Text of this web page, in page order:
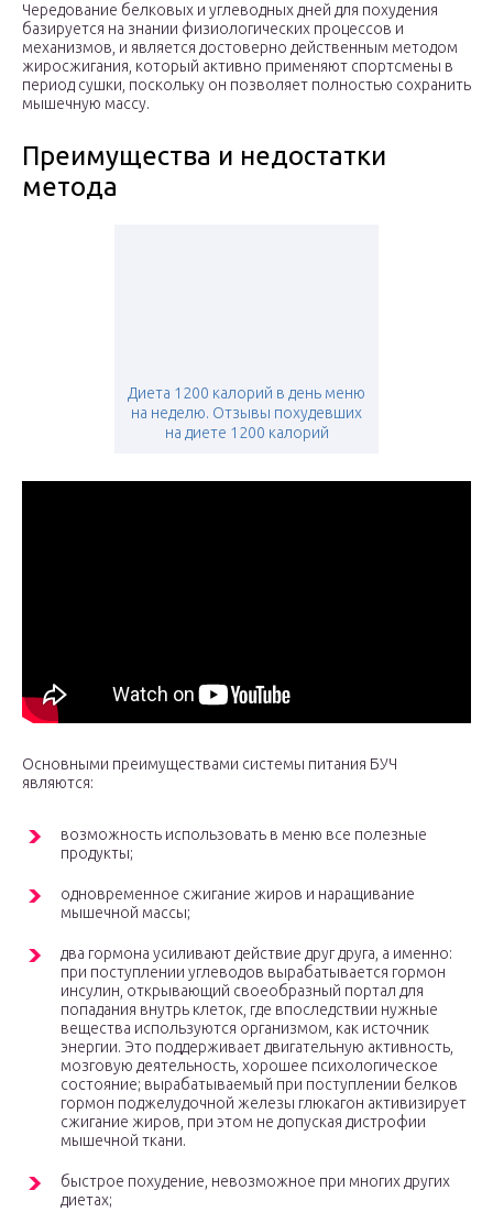
Чередование белковых и углеводных дней для похудения
базируется на знании физиологических процессов и
механизмов, и является достоверно действенным методом
жиросжигания, который активно применяют спортсмены в
период сушки, поскольку он позволяет полностью сохранить
мышечную массу.
Преимущества и недостатки
метода
Диета 1200 калорий в день меню
на неделю. Отзывы похудевших
на диете 1200 калорий
Основными преимуществами системы питания БУЧ
являются:
возможность использовать в меню все полезные
продукты;
одновременное сжигание жиров и наращивание
мышечной массы;
два гормона усиливают действие друг друга, а именно:
при поступлении углеводов вырабатывается гормон
инсулин, открывающий своеобразный портал для
попадания внутрь клеток, где впоследствии нужные
вещества используются организмом, как источник
энергии. Это поддерживает двигательную активность,
мозговую деятельность, хорошее психологическое
состояние; вырабатываемый при поступлении белков
гормон поджелудочной железы глюкагон активизирует
сжигание жиров, при этом не допуская дистрофии
мышечной ткани.
быстрое похудение, невозможное при многих других
диетах;